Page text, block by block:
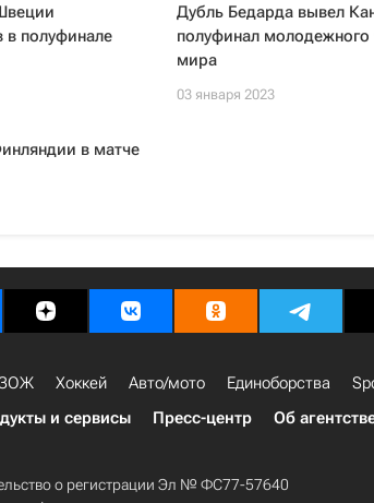
в полуфинале
Дубль Бедарда вывел
полуфинал молодежного
мира
03 января 2023
в матче
Хоккей Авто/мото Единоборства
и сервисы Пресс-центр Об
о регистрации Эл № ФС77-57640